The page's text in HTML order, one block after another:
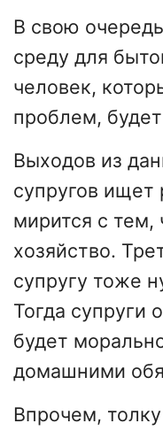
В свою
среду для
человек,
проблем,
Выходов из
супругов ищет
мирится с
хозяйство.
супругу тоже
Тогда супруги
будет
домашними
Впрочем,